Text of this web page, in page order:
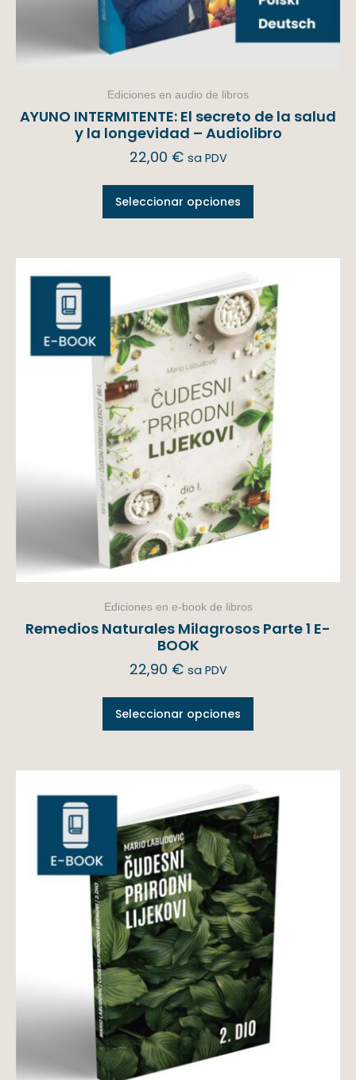
Ediciones en audio de libros
AYUNO INTERMITENTE: El secreto de la salud
y la longevidad – Audiolibro
22,00 € sa PDV
Seleccionar opciones
Ediciones en e-book de libros
Remedios Naturales Milagrosos Parte 1 E-
BOOK
22,90 € sa PDV
Seleccionar opciones